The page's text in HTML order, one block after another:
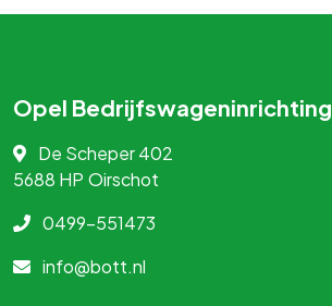
Opel Bedrijfswageninrichting
De Scheper 402
5688 HP Oirschot
0499-551473
info@bott.nl